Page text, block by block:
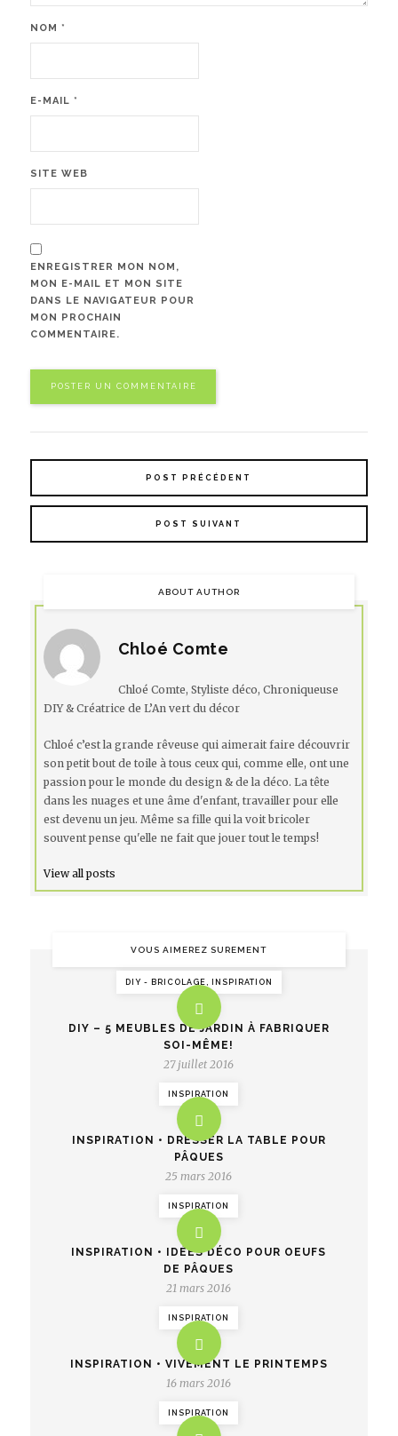
NOM *
E-MAIL *
SITE WEB
ENREGISTRER MON NOM,
MON E-MAIL ET MON SITE
DANS LE NAVIGATEUR POUR
MON PROCHAIN
COMMENTAIRE.
POST PRÉCÉDENT
POST SUIVANT
ABOUT AUTHOR
Chloé Comte
Chloé Comte, Styliste déco, Chroniqueuse
DIY & Créatrice de L’An vert du décor
Chloé c’est la grande rêveuse qui aimerait faire découvrir
son petit bout de toile à tous ceux qui, comme elle, ont une
passion pour le monde du design & de la déco. La tête
dans les nuages et une âme d'enfant, travailler pour elle
est devenu un jeu. Même sa fille qui la voit bricoler
souvent pense qu'elle ne fait que jouer tout le temps!
View all posts
VOUS AIMEREZ SUREMENT
DIY - BRICOLAGE, INSPIRATION
DIY – 5 MEUBLES DE JARDIN À FABRIQUER
SOI-MÊME!
27 juillet 2016
INSPIRATION
INSPIRATION • DRESSER LA TABLE POUR
PÂQUES
25 mars 2016
INSPIRATION
INSPIRATION • IDÉES DÉCO POUR OEUFS
DE PÂQUES
21 mars 2016
INSPIRATION
INSPIRATION • VIVEMENT LE PRINTEMPS
16 mars 2016
INSPIRATION